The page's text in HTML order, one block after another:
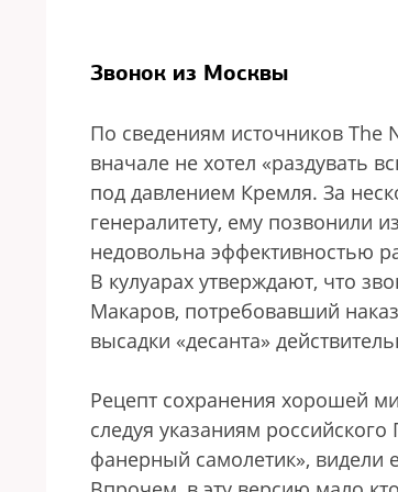
Звонок из Москвы
По сведениям источников
вначале не хотел «раздувать
под давлением Кремля. За
генералитету, ему
недовольна эффективностью
В кулуарах утверждают, что
Макаров, потребовавший
высадки «десанта»
Рецепт сохранения хорошей
следуя указаниям
фанерный самолетик», видели